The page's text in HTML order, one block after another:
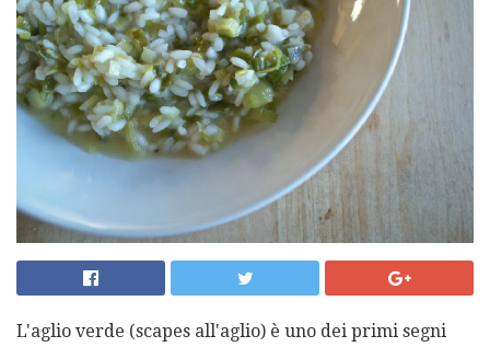
L'aglio verde (scapes all'aglio) è uno dei primi segni